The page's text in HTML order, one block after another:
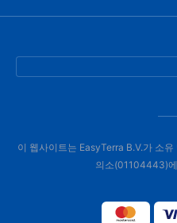
이 웹사이트는 EasyTerra B.V.가 소
의소(01104443)